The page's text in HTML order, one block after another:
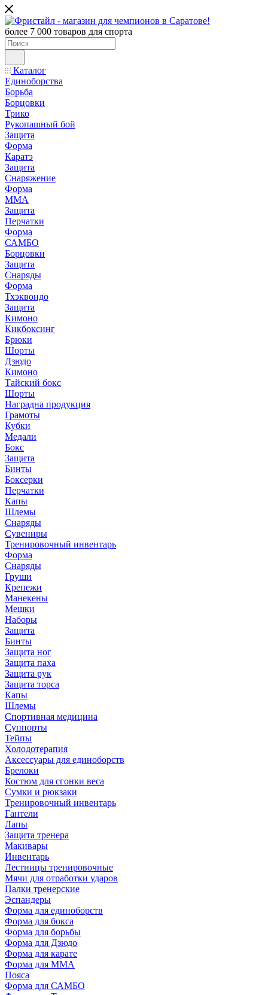
более 7 000 товаров для спорта
Каталог
Единоборства
Борьба
Борцовки
Трико
Рукопашный бой
Защита
Форма
Каратэ
Защита
Снаряжение
Форма
ММА
Защита
Перчатки
Форма
САМБО
Борцовки
Защита
Снаряды
Форма
Тхэквондо
Защита
Кимоно
Кикбоксинг
Брюки
Шорты
Дзюдо
Кимоно
Тайский бокс
Шорты
Наградна продукция
Грамоты
Кубки
Медали
Бокс
Защита
Бинты
Боксерки
Перчатки
Капы
Шлемы
Снаряды
Сувениры
Тренировочный инвентарь
Форма
Снаряды
Груши
Крепежи
Манекены
Мешки
Наборы
Защита
Бинты
Защита ног
Защита паха
Защита рук
Защита торса
Капы
Шлемы
Спортивная медицина
Суппорты
Тейпы
Холодотерапия
Аксессуары для единоборств
Брелоки
Костюм для сгонки веса
Сумки и рюкзаки
Тренировочный инвентарь
Гантели
Лапы
Защита тренера
Макивары
Инвентарь
Лестницы тренировочные
Мячи для отработки ударов
Палки тренерские
Эспандеры
Форма для единоборств
Форма для бокса
Форма для борьбы
Форма для Дзюдо
Форма для карате
Форма для MMA
Пояса
Форма для САМБО